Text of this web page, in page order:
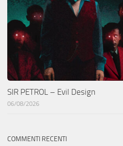
SIR PETROL – Evil Design
06/08/2026
COMMENTI RECENTI